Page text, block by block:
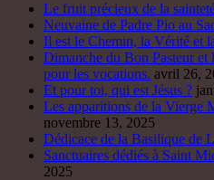
Le fruit précieux de la
Neuvaine de Padre Pio au
Il est le Chemin, la Vérité et
Dimanche du Bon Pasteur
pour les vocations. avril 26,
Et pour toi, qui est Jésus ?
Les apparitions de la Vierge
novembre 13, 2025
Dédicace de la Basilique de
Sanctuaires dédiés à Saint
2025